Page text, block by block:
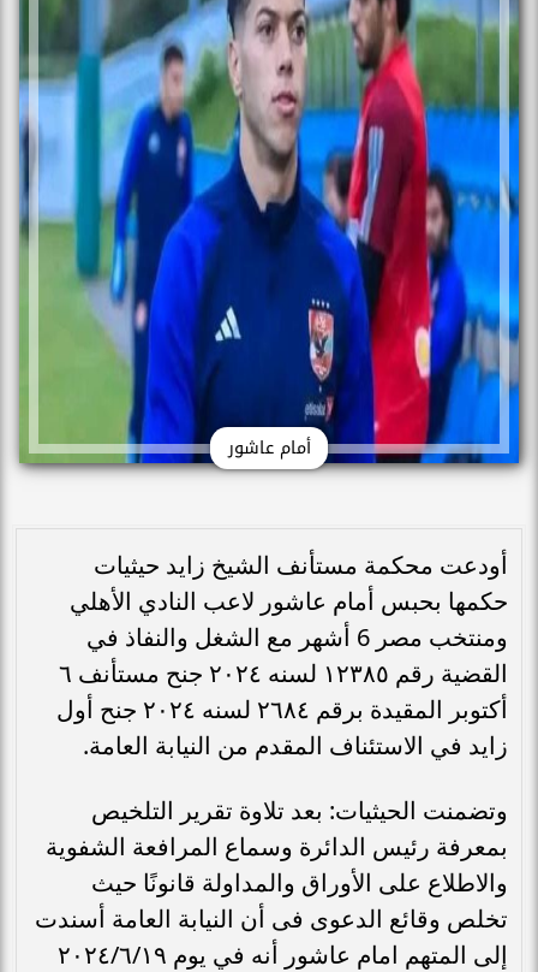
أمام عاشور
أودعت محكمة مستأنف الشيخ زايد حيثيات
حكمها بحبس أمام عاشور لاعب النادي الأهلي
ومنتخب مصر 6 أشهر مع الشغل والنفاذ في
القضية رقم ١٢٣٨٥ لسنه ٢٠٢٤ جنح مستأنف ٦
أكتوبر المقيدة برقم ٢٦٨٤ لسنه ٢٠٢٤ جنح أول
زايد في الاستئناف المقدم من النيابة العامة.
وتضمنت الحيثيات: بعد تلاوة تقرير التلخيص
بمعرفة رئيس الدائرة وسماع المرافعة الشفوية
والاطلاع على الأوراق والمداولة قانونًا حيث
تخلص وقائع الدعوى فى أن النيابة العامة أسندت
إلى المتهم امام عاشور أنه في يوم ٢٠٢٤/٦/١٩